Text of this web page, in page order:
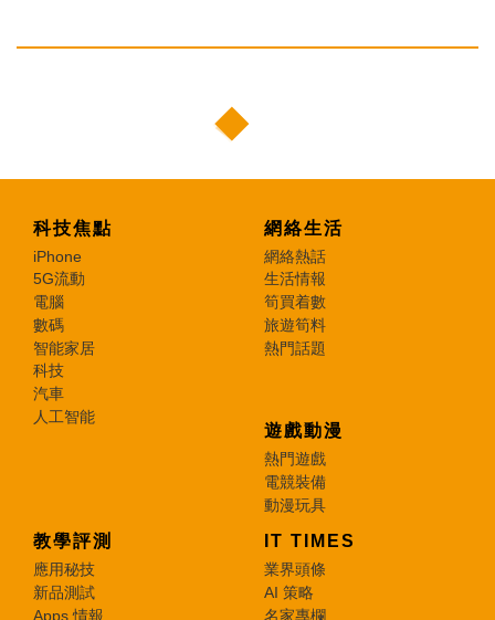
科技焦點
iPhone
5G流動
電腦
數碼
智能家居
科技
汽車
人工智能
網絡生活
網絡熱話
生活情報
筍買着數
旅遊筍料
熱門話題
遊戲動漫
熱門遊戲
電競裝備
動漫玩具
教學評測
應用秘技
新品測試
Apps 情報
IT TIMES
業界頭條
AI 策略
名家專欄